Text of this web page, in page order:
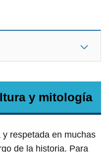
y mitología
respetada en muchas
de la historia. Para